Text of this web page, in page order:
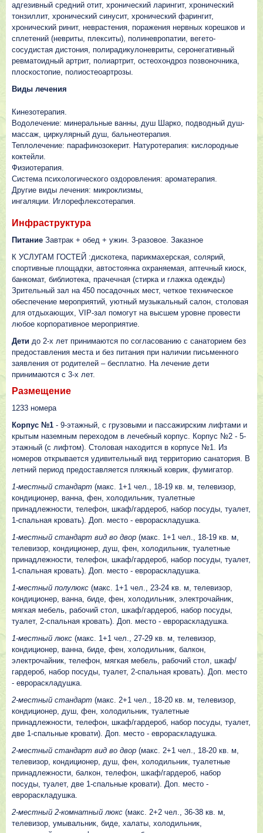
адгезивный средний отит, хронический ларингит, хронический
тонзиллит, хронический синусит, хронический фарингит,
хронический ринит, неврастения, поражения нервных корешков и
сплетений (невриты, плекситы), полиневропатии, вегето-
сосудистая дистония, полирадикулоневриты, серонегативный
ревматоидный артрит, полиартрит, остеохондроз позвоночника,
плоскостопие, полиостеоартрозы.
Виды лечения
Кинезотерапия.
Водолечение: минеральные ванны, душ Шарко, подводный душ-
массаж, циркулярный душ, бальнеотерапия.
Теплолечение: парафинозокерит. Натуротерапия: кислородные
коктейли.
Физиотерапия.
Система психологического оздоровления: ароматерапия.
Другие виды лечения: микроклизмы,
ингаляции. Иглорефлексотерапия.
Инфраструктура
Питание Завтрак + обед + ужин. 3-разовое. Заказное
К УСЛУГАМ ГОСТЕЙ :дискотека, парикмахерская, солярий,
спортивные площадки, автостоянка охраняемая, аптечный киоск,
банкомат, библиотека, прачечная (стирка и глажка одежды)
Зрительный зал на 450 посадочных мест, четкое техническое
обеспечение мероприятий, уютный музыкальный салон, столовая
для отдыхающих, VIP-зал помогут на высшем уровне провести
любое корпоративное мероприятие.
Дети до 2-х лет принимаются по согласованию с санаторием без
предоставления места и без питания при наличии письменного
заявления от родителей – бесплатно. На лечение дети
принимаются с 3-х лет.
Размещение
1233 номера
Корпус №1 - 9-этажный, с грузовыми и пассажирским лифтами и
крытым наземным переходом в лечебный корпус. Корпус №2 - 5-
этажный (с лифтом). Столовая находится в корпусе №1. Из
номеров открывается удивительный вид территорию санатория. В
летний период предоставляется пляжный коврик, фумигатор.
1-местный стандарт (макс. 1+1 чел., 18-19 кв. м, телевизор,
кондиционер, ванна, фен, холодильник, туалетные
принадлежности, телефон, шкаф/гардероб, набор посуды, туалет,
1-спальная кровать). Доп. место - еврораскладушка.
1-местный стандарт вид во двор (макс. 1+1 чел., 18-19 кв. м,
телевизор, кондиционер, душ, фен, холодильник, туалетные
принадлежности, телефон, шкаф/гардероб, набор посуды, туалет,
1-спальная кровать). Доп. место - еврораскладушка.
1-местный полулюкс (макс. 1+1 чел., 23-24 кв. м, телевизор,
кондиционер, ванна, биде, фен, холодильник, электрочайник,
мягкая мебель, рабочий стол, шкаф/гардероб, набор посуды,
туалет, 2-спальная кровать). Доп. место - еврораскладушка.
1-местный люкс (макс. 1+1 чел., 27-29 кв. м, телевизор,
кондиционер, ванна, биде, фен, холодильник, балкон,
электрочайник, телефон, мягкая мебель, рабочий стол, шкаф/
гардероб, набор посуды, туалет, 2-спальная кровать). Доп. место
- еврораскладушка.
2-местный стандарт (макс. 2+1 чел., 18-20 кв. м, телевизор,
кондиционер, душ, фен, холодильник, туалетные
принадлежности, телефон, шкаф/гардероб, набор посуды, туалет,
две 1-спальные кровати). Доп. место - еврораскладушка.
2-местный стандарт вид во двор (макс. 2+1 чел., 18-20 кв. м,
телевизор, кондиционер, душ, фен, холодильник, туалетные
принадлежности, балкон, телефон, шкаф/гардероб, набор
посуды, туалет, две 1-спальные кровати). Доп. место -
еврораскладушка.
2-местный 2-комнатный люкс (макс. 2+2 чел., 36-38 кв. м,
телевизор, умывальник, биде, халаты, холодильник,